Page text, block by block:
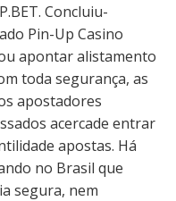
Concluiu-
Pin-Up Casino
apontar alistamento
toda segurança, as
apostadores
acercade entrar
apostas. Há
no Brasil que
segura, nem